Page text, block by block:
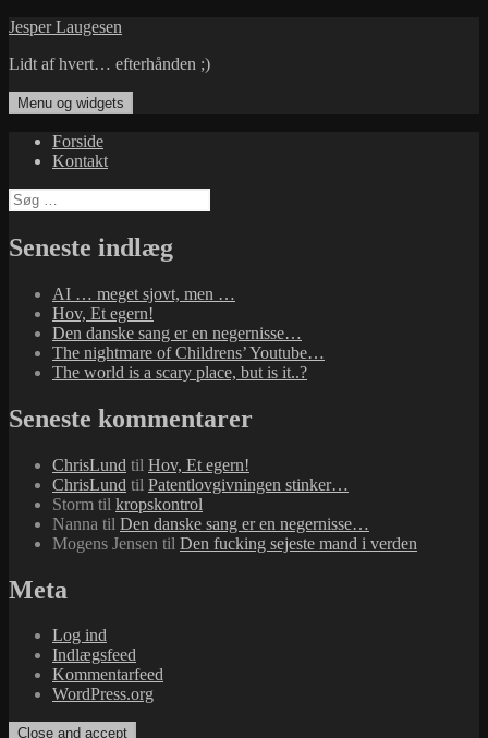
Hop
indhold
Jesper Laugesen
Lidt af hvert… efterhånden ;)
Menu og widgets
Forside
Kontakt
Søg
efter:
Seneste indlæg
AI … meget sjovt, men …
Hov, Et egern!
Den danske sang er en negernisse…
The nightmare of Childrens’ Youtube…
The world is a scary place, but is it..?
Seneste kommentarer
ChrisLund til Hov, Et egern!
ChrisLund til Patentlovgivningen stinker…
Storm til kropskontrol
Nanna til Den danske sang er en negernisse…
Mogens Jensen til Den fucking sejeste mand i verden
Meta
Log ind
Indlægsfeed
Kommentarfeed
WordPress.org